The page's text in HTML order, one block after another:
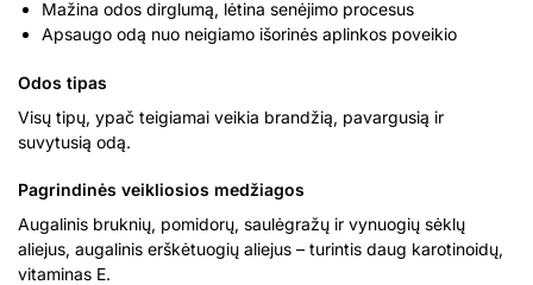
Mažina odos dirglumą, lėtina senėjimo procesus
Apsaugo odą nuo neigiamo išorinės aplinkos poveikio
Odos tipas
Visų tipų, ypač teigiamai veikia brandžią, pavargusią ir
suvytusią odą.
Pagrindinės veikliosios medžiagos
Augalinis bruknių, pomidorų, saulėgražų ir vynuogių sėklų
aliejus, augalinis erškėtuogių aliejus – turintis daug karotinoidų,
vitaminas E.